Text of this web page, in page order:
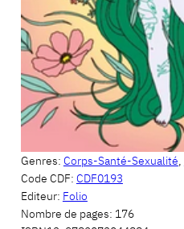
Genres: Corps-Santé-Sexualité,
Code CDF: CDF0193
Editeur: Folio
Nombre de pages: 176